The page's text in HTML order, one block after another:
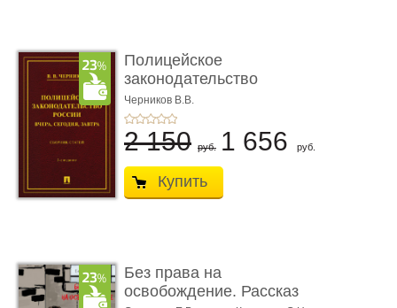
Полицейское
законодательство
России: вчера, с� ...
Черников В.В.
2 150 руб. 1 656 руб.
Купить
Без права на
освобождение. Рассказ